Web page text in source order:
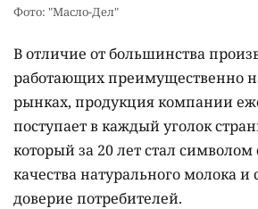
Фото: "Масло-Дел"
В отличие от большинства
работающих преимущественно
рынках, продукция компании
поступает в каждый уголок
который за 20 лет стал символом
качества натурального молока
доверие потребителей.